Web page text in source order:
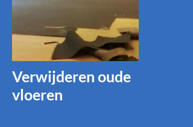
Verwijderen oude
vloeren